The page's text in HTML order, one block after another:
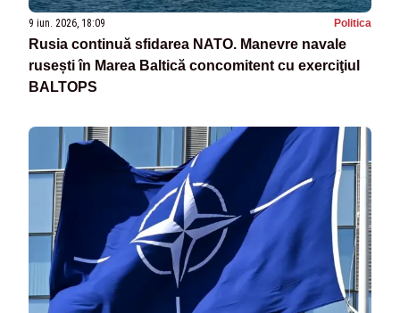
9 iun. 2026, 18:09 Politica
Rusia continuă sfidarea NATO. Manevre navale
rusești în Marea Baltică concomitent cu exerciţiul
BALTOPS